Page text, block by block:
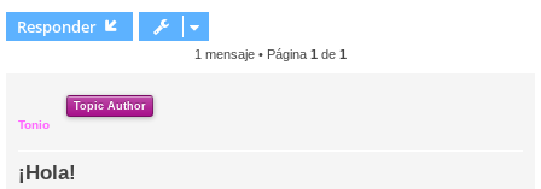
Responder
1 mensaje • Página 1 de 1
Topic Author
Tonio
¡Hola!